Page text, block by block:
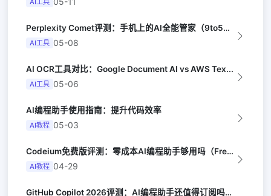
Perplexity Comet评测：手机上的AI全能管家（9to5Google...
AI工具 05-08
AI OCR工具对比：Google Document AI vs AWS Tex...
AI工具 05-06
AI编程助手使用指南：提升代码效率
AI教程 05-03
Codeium免费版评测：零成本AI编程助手够用吗（FreeCodeCamp）
AI教程 04-29
GitHub Copilot 2026评测：AI编程助手还值得订阅吗（PCMag...